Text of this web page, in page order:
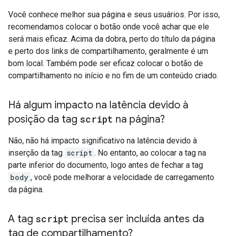
Você conhece melhor sua página e seus usuários. Por isso,
recomendamos colocar o botão onde você achar que ele
será mais eficaz. Acima da dobra, perto do título da página
e perto dos links de compartilhamento, geralmente é um
bom local. Também pode ser eficaz colocar o botão de
compartilhamento no início e no fim de um conteúdo criado.
Há algum impacto na latência devido à
posição da tag script na página?
Não, não há impacto significativo na latência devido à
inserção da tag script . No entanto, ao colocar a tag na
parte inferior do documento, logo antes de fechar a tag
body , você pode melhorar a velocidade de carregamento
da página.
A tag script precisa ser incluída antes da
tag de compartilhamento?